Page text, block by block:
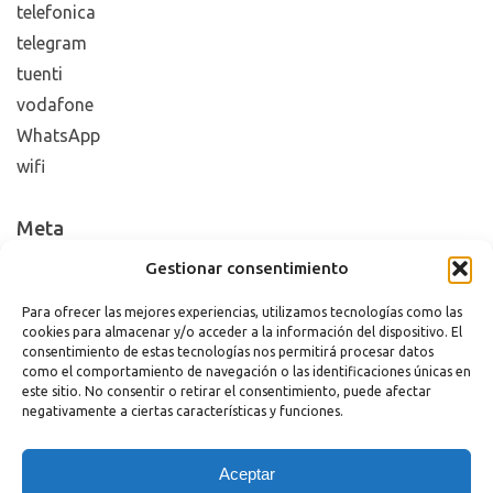
Gestionar consentimiento
Para ofrecer las mejores experiencias, utilizamos tecnologías como las
cookies para almacenar y/o acceder a la información del dispositivo. El
consentimiento de estas tecnologías nos permitirá procesar datos
como el comportamiento de navegación o las identificaciones únicas en
este sitio. No consentir o retirar el consentimiento, puede afectar
negativamente a ciertas características y funciones.
Aceptar
telefonica
telegram
tuenti
vodafone
WhatsApp
wifi
Meta
Feed de entradas
Feed de comentarios
WordPress.org
Copyright 2023 |Aviso legal|Política de cookies